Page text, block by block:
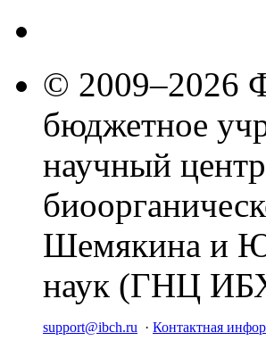
© 2009–2026
бюджетное
научный
Шемякина и
наук (ГНЦ
support@ibch.ru · Контактная